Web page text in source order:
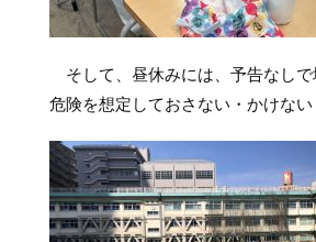
そして、昼休みには、予告なし
危険を想定しておさない・かけな